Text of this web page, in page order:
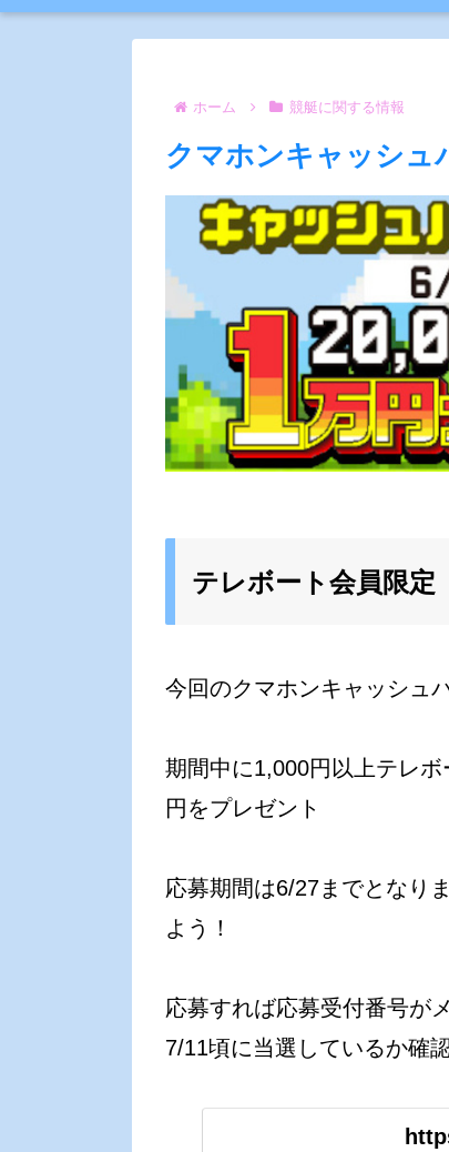
ホーム 競艇に関する情報
クマホンキャッシュ
テレボート会員限定
今回のクマホンキャッシュ
期間中に1,000円以上テレ
円をプレゼント
応募期間は6/27までとなり
よう！
応募すれば応募受付番号が
7/11頃に当選しているか確